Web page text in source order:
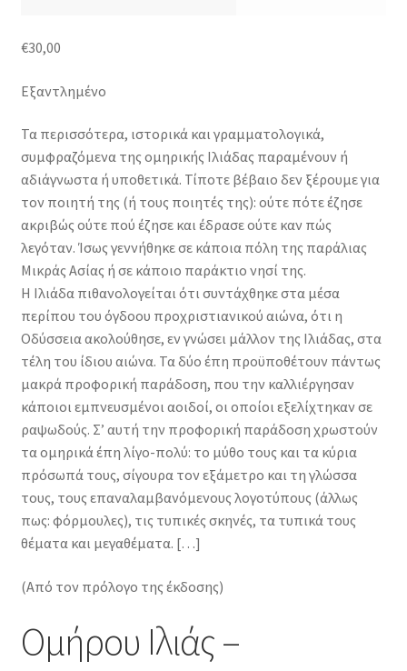
€30,00
Εξαντλημένο
Τα περισσότερα, ιστορικά και γραμματολογικά,
συμφραζόμενα της ομηρικής Ιλιάδας παραμένουν ή
αδιάγνωστα ή υποθετικά. Τίποτε βέβαιο δεν ξέρουμε για
τον ποιητή της (ή τους ποιητές της): ούτε πότε έζησε
ακριβώς ούτε πού έζησε και έδρασε ούτε καν πώς
λεγόταν. Ίσως γεννήθηκε σε κάποια πόλη της παράλιας
Μικράς Ασίας ή σε κάποιο παράκτιο νησί της.
Η Ιλιάδα πιθανολογείται ότι συντάχθηκε στα μέσα
περίπου του όγδοου προχριστιανικού αιώνα, ότι η
Οδύσσεια ακολούθησε, εν γνώσει μάλλον της Ιλιάδας, στα
τέλη του ίδιου αιώνα. Τα δύο έπη προϋποθέτουν πάντως
μακρά προφορική παράδοση, που την καλλιέργησαν
κάποιοι εμπνευσμένοι αοιδοί, οι οποίοι εξελίχτηκαν σε
ραψωδούς. Σ’ αυτή την προφορική παράδοση χρωστούν
τα ομηρικά έπη λίγο-πολύ: το μύθο τους και τα κύρια
πρόσωπά τους, σίγουρα τον εξάμετρο και τη γλώσσα
τους, τους επαναλαμβανόμενους λογοτύπους (άλλως
πως: φόρμουλες), τις τυπικές σκηνές, τα τυπικά τους
θέματα και μεγαθέματα. […]
(Από τον πρόλογο της έκδοσης)
Ομήρου Ιλιάς –